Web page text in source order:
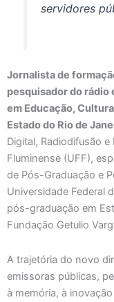
servidores
Jornalista de
pesquisador do rádio
em Educação,
Estado do Rio de
Digital, Radiodifusão
Fluminense (UFF),
de Pós-Graduação e
Universidade Federal
pós-graduação em
Fundação Getulio
A trajetória do novo
emissoras públicas,
à memória, à